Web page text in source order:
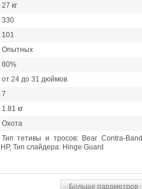
27 кг
330
101
Опытных
80%
от 24 до 31 дюймов
7
1.81 кг
Охота
Тип тетивы и тросов: Bear Contra-Band
HP, Тип слайдера: Hinge Guard
Больше параметров